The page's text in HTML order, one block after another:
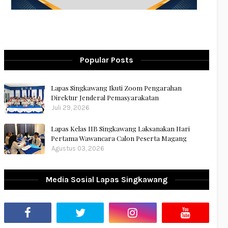
Popular Posts
Lapas Singkawang Ikuti Zoom Pengarahan
Direktur Jenderal Pemasyarakatan
Juli 29, 2026
Lapas Kelas IIB Singkawang Laksanakan Hari
Pertama Wawancara Calon Peserta Magang
Agustus 03, 2026
Media Sosial Lapas Singkawang